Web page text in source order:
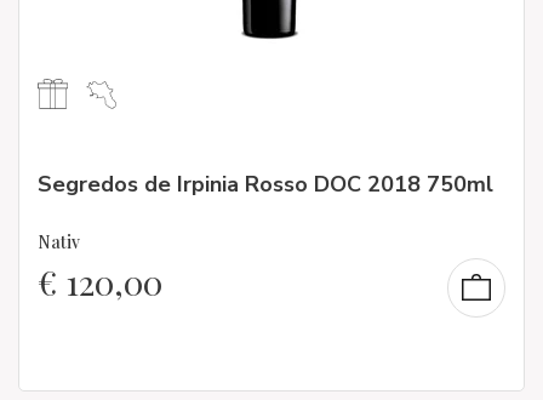
Segredos de Irpinia Rosso DOC 2018 750ml
Nativ
€ 120,00